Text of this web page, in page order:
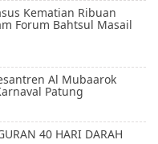
Kematian Ribuan
Forum Bahtsul Masail
Al Mubaarok
Patung
40 HARI DARAH